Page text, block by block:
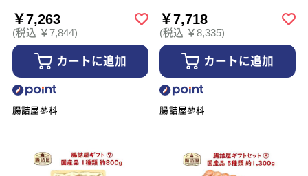
￥7,263
(税込 ￥7,844)
カートに追加
腸詰屋蓼科
￥7,718
(税込 ￥8,335)
カートに追加
腸詰屋蓼科